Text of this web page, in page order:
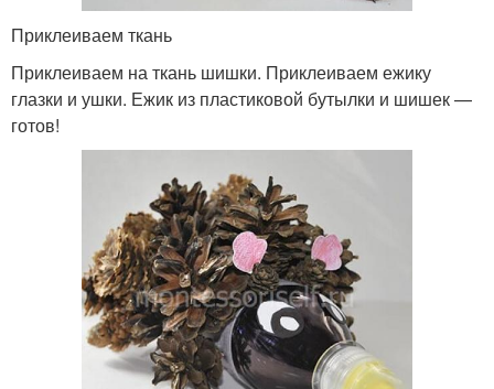
Приклеиваем ткань
Приклеиваем на ткань шишки. Приклеиваем ежику
глазки и ушки. Ежик из пластиковой бутылки и шишек —
готов!